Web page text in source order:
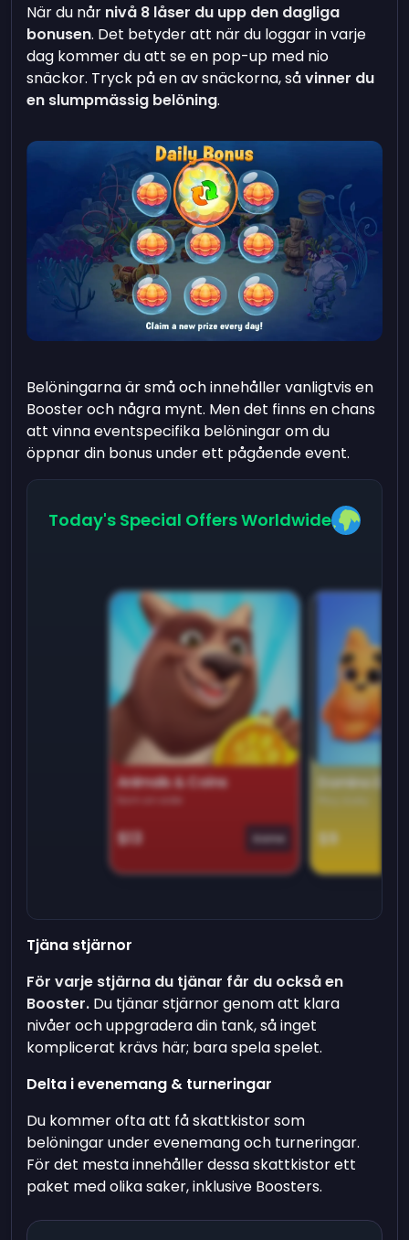
När du når nivå 8 låser du upp den dagliga
bonusen. Det betyder att när du loggar in varje
dag kommer du att se en pop-up med nio
snäckor. Tryck på en av snäckorna, såvinner du
en slumpmässig belöning.
Belöningarna är små och innehåller vanligtvis en
Booster och några mynt. Men det finns en chans
att vinna eventspecifika belöningar om du
öppnar din bonus under ett pågående event.
Today's Special Offers Worldwide
Animals & Coins
Earn on side
$13 Game
Domino
$9
Tjäna stjärnor
För varje stjärna du tjänar får du också en
Booster. Du tjänar stjärnor genom att klara
nivåer och uppgradera din tank, så inget
komplicerat krävs här; bara spela spelet.
Delta i evenemang & turneringar
Du kommer ofta att få skattkistor som
belöningar under evenemang och turneringar.
För det mesta innehåller dessa skattkistor ett
paket med olika saker, inklusive Boosters.